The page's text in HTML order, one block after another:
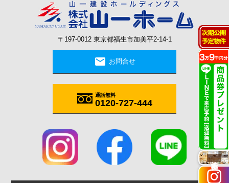
〒197-0012 東京都福生市加美平2-14-1
mail お問合せ
通話無料
0120-727-444
施工実例